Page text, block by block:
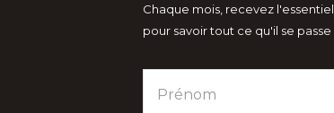
Chaque mois, recevez
pour savoir tout ce qu'il se passe